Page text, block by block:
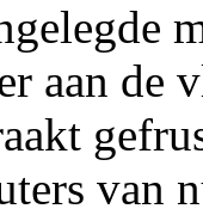
aan de
van